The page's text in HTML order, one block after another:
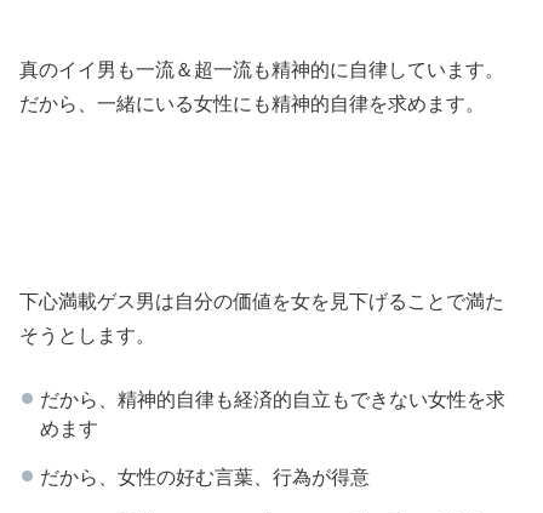
真のイイ男も一流＆超一流も精神的に自律しています。
だから、一緒にいる女性にも精神的自律を求めます。
下心満載ゲス男は自分の価値を女を見下げることで満た
そうとします。
だから、精神的自律も経済的自立もできない女性を求
めます
だから、女性の好む言葉、行為が得意